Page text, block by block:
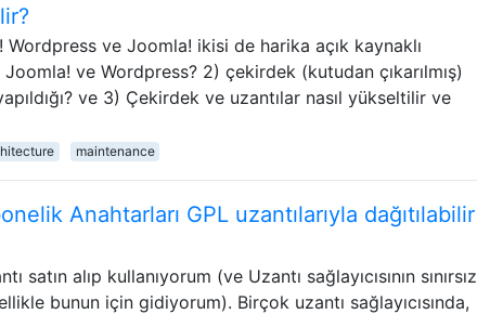
ve Joomla! ikisi de harika açık kaynaklı
ve Wordpress? 2) çekirdek (kutudan çıkarılmış)
ve 3) Çekirdek ve uzantılar nasıl yükseltilir ve
maintenance
Anahtarları GPL uzantılarıyla dağıtılabilir
alıp kullanıyorum (ve Uzantı sağlayıcısının sınırsız
bunun için gidiyorum). Birçok uzantı sağlayıcısında,